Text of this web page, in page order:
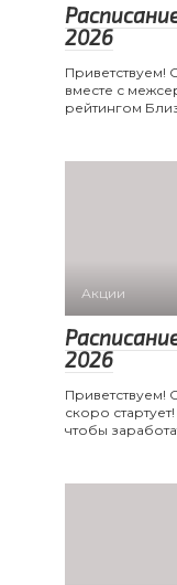
2026
вместе с
рейтингом
Акции
2026
Приветствуем!
скоро
чтобы